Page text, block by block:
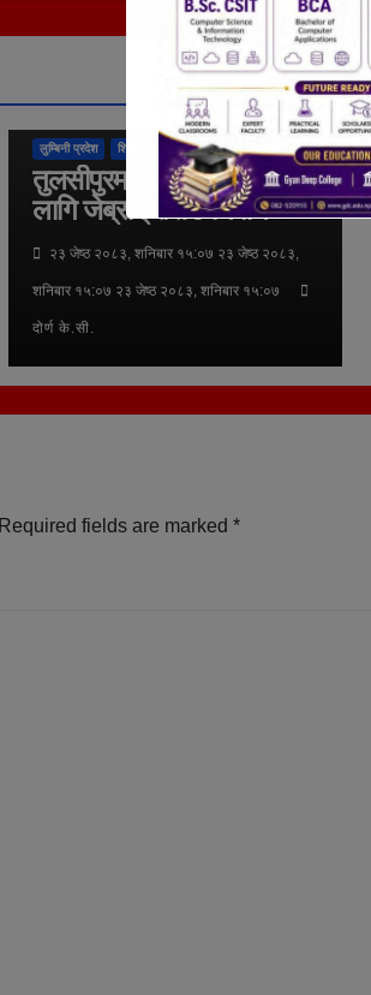
तुलसीपुर उपमहानगरपालिका राष्ट्रिय
लुम्बिनी प्रदेश शिक्षा समाचार स्थानीय समाचार
तुलसीपुरमा सडक सुरक्षाका
लागि जेब्राक्रसिङ निर्माण
२३ जेष्ठ २०८३, शनिबार १५:०७ २३ जेष्ठ २०८३,
शनिबार १५:०७ २३ जेष्ठ २०८३, शनिबार १५:०७
दोर्ण के.सी.
Required fields are marked *